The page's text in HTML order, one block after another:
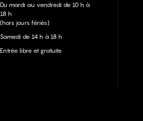
Du mardi au vendredi de 10 h à
18 h
(hors jours fériés)
Samedi de 14 h à 18 h
Entrée libre et gratuite